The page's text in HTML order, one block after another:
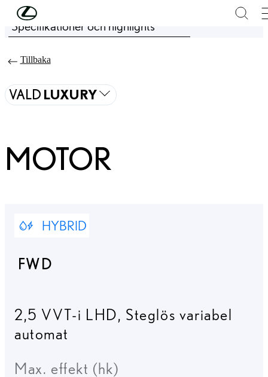
Hoppa till huvudinnehåll
Pris uppdaterat Priset för din konfiguration är Från 610 000 kr
Specifikationer och highlights
Tillbaka
VALD LUXURY
MOTOR
HYBRID
FWD
2,5 VVT-i LHD, Steglös variabel
automat
Max. effekt (hk)